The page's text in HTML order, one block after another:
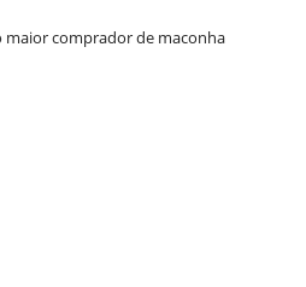
maior comprador de maconha